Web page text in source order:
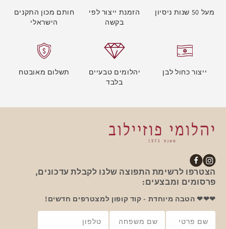
מעל 50 שנות ניסיון
הזמנת ייצור לפי
בקשה
חותם מכון התקנים
הישראלי
ייצור כחול לבן
יהלומים טבעיים
בלבד
תשלום מאובטח
אינסטגרם
פייסבוק
הצטרפו לרשימת התפוצה שלנו לקבלת עדכונים,
פרסומים ומבצעים:
❤❤❤ הטבה מיוחדת - קוד קופון למצטרפים חדשים!
שם פרטי שם משפחה טלפון